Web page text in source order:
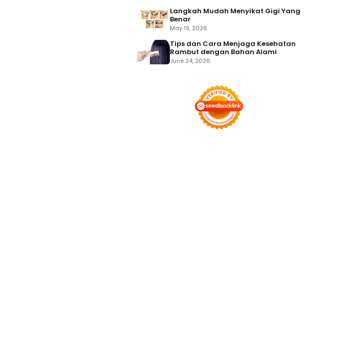
Langkah Mudah Menyikat Gigi Yang
Benar
May 19, 2026
Tips dan Cara Menjaga Kesehatan
Rambut dengan Bahan Alami
June 24, 2026